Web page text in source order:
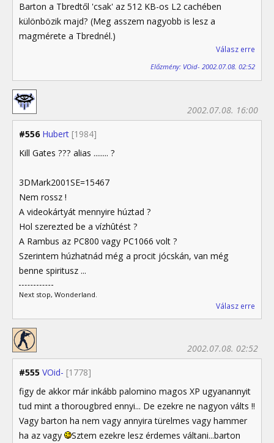
Barton a Tbredtől 'csak' az 512 KB-os L2 cachében
különbözik majd? (Meg asszem nagyobb is lesz a
magmérete a Tbrednél.)
Válasz erre
Előzmény: VOid- 2002.07.08. 02:52
#556 Hubert [1984]
2002.07.08. 16:00
Kill Gates ??? alias ........ ?
3DMark2001SE=15467
Nem rossz !
A videokártyát mennyire húztad ?
Hol szerezted be a vízhûtést ?
A Rambus az PC800 vagy PC1066 volt ?
Szerintem húzhatnád még a procit jócskán, van még
benne spiritusz ...
Next stop, Wonderland.
Válasz erre
#555 VOid- [1778]
2002.07.08. 02:52
figy de akkor már inkább palomino magos XP ugyanannyit
tud mint a thorougbred ennyi... De ezekre ne nagyon válts !!
Vagy barton ha nem vagy annyira türelmes vagy hammer
ha az vagy
Sztem ezekre lesz érdemes váltani...barton